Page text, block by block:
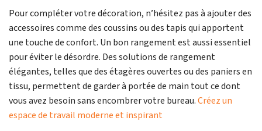
Pour compléter votre décoration, n’hésitez pas à ajouter des
accessoires comme des coussins ou des tapis qui apportent
une touche de confort. Un bon rangement est aussi essentiel
pour éviter le désordre. Des solutions de rangement
élégantes, telles que des étagères ouvertes ou des paniers en
tissu, permettent de garder à portée de main tout ce dont
vous avez besoin sans encombrer votre bureau.Créez un
espace de travail moderne et inspirant